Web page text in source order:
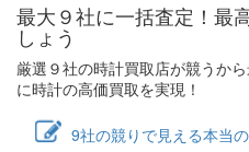
最大９社に一括査定！ 最
しょう
厳選９社の時計買取店が競うか
に時計の高価買取を実現！
9社の競りで見える本当